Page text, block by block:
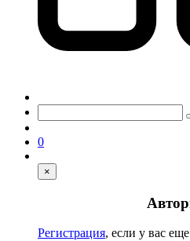
0
×
Регистрация, если у вас